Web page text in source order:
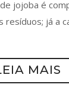
jojoba é
resíduos; já a
MAIS